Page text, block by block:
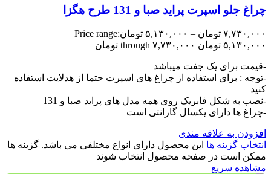
چراغ جلو اسپرت پراید صبا و 131 طرح هگزا
۷,۷۳۰,۰۰۰ تومان – ۵,۱۳۰,۰۰۰ تومانPrice range:
۵,۱۳۰,۰۰۰ تومان through ۷,۷۳۰,۰۰۰ تومان
-قیمت برای یک جفت میباشد
-توجه : برای استفاده از چراغ های اسپرت حتما از هدلایت استفاده
کنید
-نصب به شکل فابریک روی همه مدل های پراید صبا و 131
-چراغ ها دارای یکسال گارانتی است
افزودن به علاقه مندی
انتخاب گزینه ها این محصول دارای انواع مختلفی می باشد. گزینه ها
ممکن است در صفحه محصول انتخاب شوند
مشاهده سریع